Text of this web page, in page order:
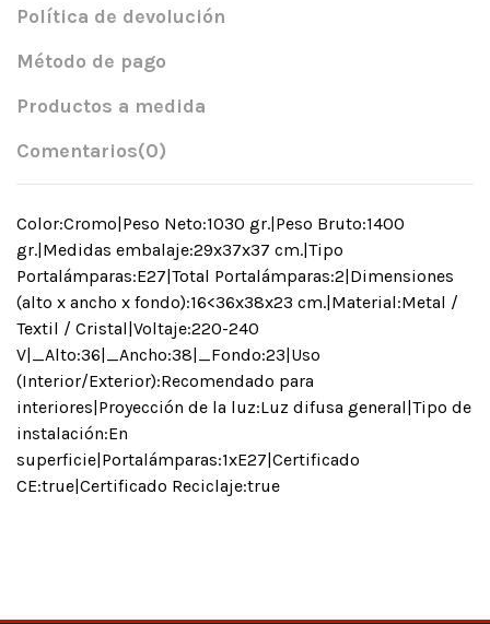
Política de devolución
Método de pago
Productos a medida
Comentarios(0)
Color:Cromo|Peso Neto:1030 gr.|Peso Bruto:1400
gr.|Medidas embalaje:29x37x37 cm.|Tipo
Portalámparas:E27|Total Portalámparas:2|Dimensiones
(alto x ancho x fondo):16<36x38x23 cm.|Material:Metal /
Textil / Cristal|Voltaje:220-240
V|_Alto:36|_Ancho:38|_Fondo:23|Uso
(Interior/Exterior):Recomendado para
interiores|Proyección de la luz:Luz difusa general|Tipo de
instalación:En
superficie|Portalámparas:1xE27|Certificado
CE:true|Certificado Reciclaje:true